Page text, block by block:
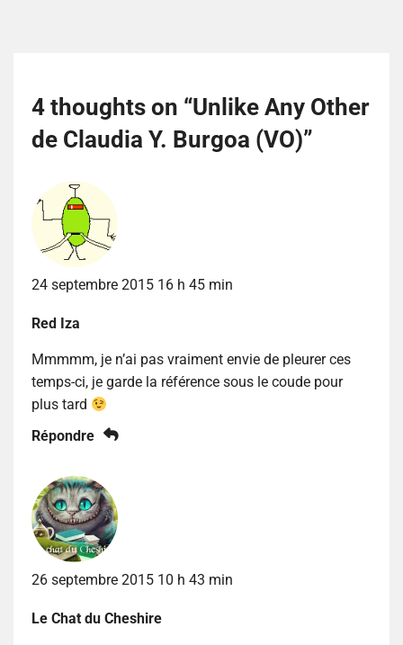
4 thoughts on “Unlike Any Other
de Claudia Y. Burgoa (VO)”
24 septembre 2015 16 h 45 min
Red Iza
Mmmmm, je n’ai pas vraiment envie de pleurer ces
temps-ci, je garde la référence sous le coude pour
plus tard
Répondre
26 septembre 2015 10 h 43 min
Le Chat du Cheshire